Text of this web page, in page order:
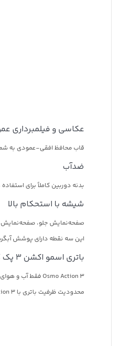
عکاسی و فیلمبرداری
قاب محافظ افقی-عمودی به
ضدآب
بدنه دوربین کاملاً برای استفاده در عمق 52 دقیقه بهینه شده است و ماجراجویی‌های زیر آب شما را بدون نیاز به
شیشه با استحکام بالا
صفحه‌نمایش جلو، صفحه‌نمایش عقب
این سه نقطه دارای پوشش
باتری اسمو اکشن 3 پک کمبو استاندارد
Osmo Action 3 فقط آب و هوای سرد را کنترل نمی کند، بلکه به شما امکان می دهد به طور مداوم تا 150 دقیقه در دمای پایین -4 درجه فارنهایت ضبط کنید.
محدودیت ظرفیت باتری با Osmo Action 3 حتی بیشتر شده است تا امکان استفاده بیش از 2.5 ساعت را فراهم کند. همه ماجراجویی ها را با یک بار شارژ ثبت کنید.